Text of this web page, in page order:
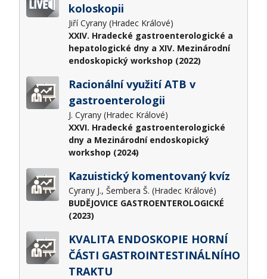
koloskopii
Jiří Cyrany (Hradec Králové)
XXIV. Hradecké gastroenterologické a
hepatologické dny a XIV. Mezinárodní
endoskopický workshop (2022)
Racionální využití ATB v
gastroenterologii
J. Cyrany (Hradec Králové)
XXVI. Hradecké gastroenterologické
dny a Mezinárodní endoskopický
workshop (2024)
Kazuistický komentovaný kvíz
Cyrany J., Šembera Š. (Hradec Králové)
BUDĚJOVICE GASTROENTEROLOGICKÉ
(2023)
KVALITA ENDOSKOPIE HORNÍ
ČÁSTI GASTROINTESTINÁLNÍHO
TRAKTU